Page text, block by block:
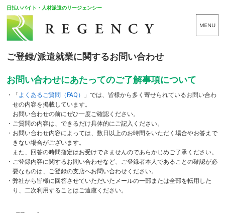
日払いバイト・人材派遣のリージェンシー
ご登録/派遣就業に関するお問い合わせ
お問い合わせにあたってのご了解事項について
・ 「よくあるご質問（FAQ）
」では、皆様から多く寄せられているお問い合わ
せの内容を掲載しています。
お問い合わせの前にぜひ一度ご確認ください。
・ ご質問の内容は、できるだけ具体的にご記入ください。
・ お問い合わせ内容によっては、数日以上のお時間をいただく場合やお答えで
きない場合がございます。
また、回答の時間指定はお受けできませんのであらかじめご了承ください。
・ ご登録内容に関するお問い合わせなど、ご登録者本人であることの確認が必
要なものは、ご登録の支店へお問い合わせください。
・弊社から皆様に回答させていただいたメールの一部または全部を転用した
り、二次利用することはご遠慮ください。